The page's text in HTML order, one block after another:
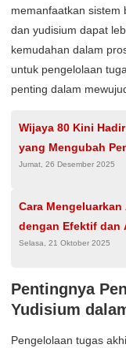
memanfaatkan sistem
dan yudisium dapat
kemudahan dalam
untuk pengelolaan
penting dalam
Wijaya 80 Kini
yang Mengubah
Jumat, 26 Desember 2025
Cara Mengeluarkan
dengan Efektif dan
Selasa, 21 Oktober 2025
Pentingnya
Yudisium
Pengelolaan tugas